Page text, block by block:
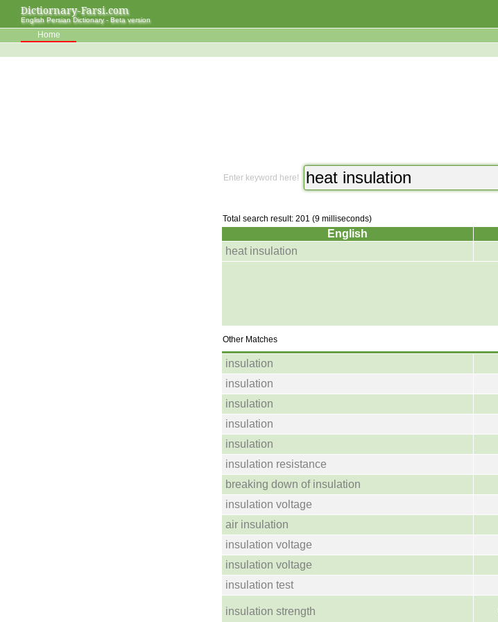
Dictiornary-Farsi.com
English Persian Dictionary - Beta version
Home
Enter keyword here!
Total search result: 201 (9 milliseconds)
English
heat insulation
Other Matches
insulation
insulation
insulation
insulation
insulation
insulation resistance
breaking down of insulation
insulation voltage
air insulation
insulation voltage
insulation voltage
insulation test
insulation strength